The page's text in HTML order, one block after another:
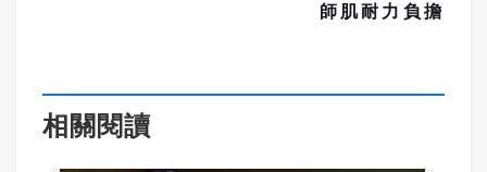
師肌耐力負擔
相關閱讀